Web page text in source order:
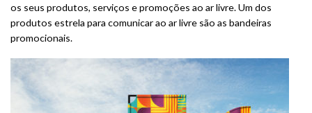
os seus produtos, serviços e promoções ao ar livre. Um dos
produtos estrela para comunicar ao ar livre são as bandeiras
promocionais.